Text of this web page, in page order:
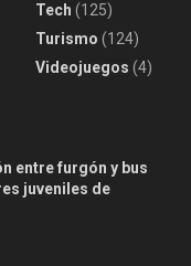
Tech (125)
Turismo (124)
Videojuegos (4)
entre furgón y bus
juveniles de